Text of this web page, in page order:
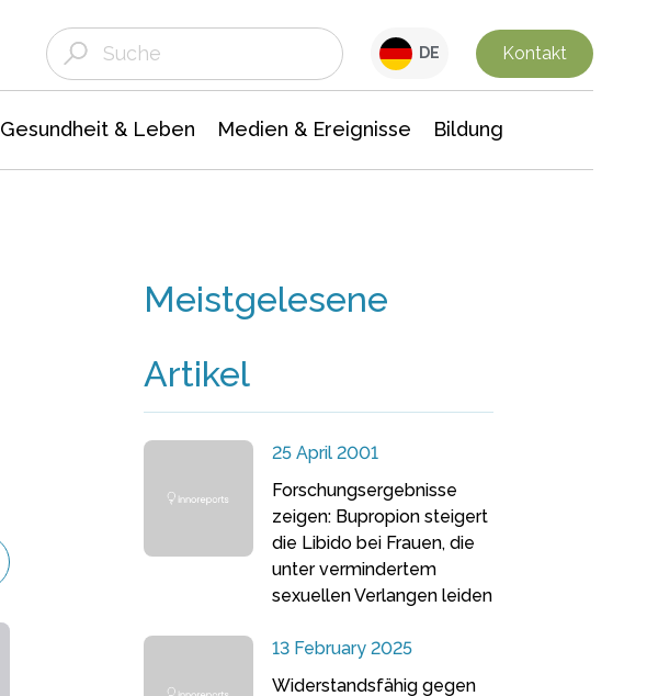
DE Kontakt
Gesundheit & Leben Medien & Ereignisse Bildung
Meistgelesene
Artikel
25 April 2001
Forschungsergebnisse
zeigen: Bupropion steigert
die Libido bei Frauen, die
unter vermindertem
sexuellen Verlangen leiden
13 February 2025
Widerstandsfähig gegen